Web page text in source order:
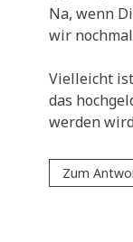
Na, wenn
wir
Viel­leicht
das
wer­den wird
Zum